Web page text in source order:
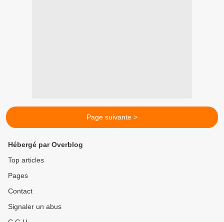
Page suivante >
Hébergé par Overblog
Top articles
Pages
Contact
Signaler un abus